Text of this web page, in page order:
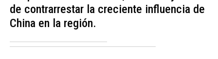
de contrarrestar la creciente influencia de
China en la región.